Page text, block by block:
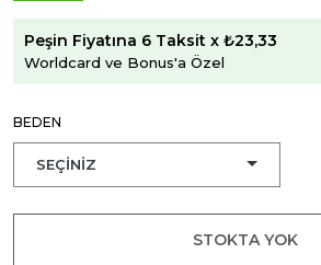
Peşin Fiyatına 6 Taksit x ₺23,33
Worldcard ve Bonus'a Özel
BEDEN
STOKTA YOK